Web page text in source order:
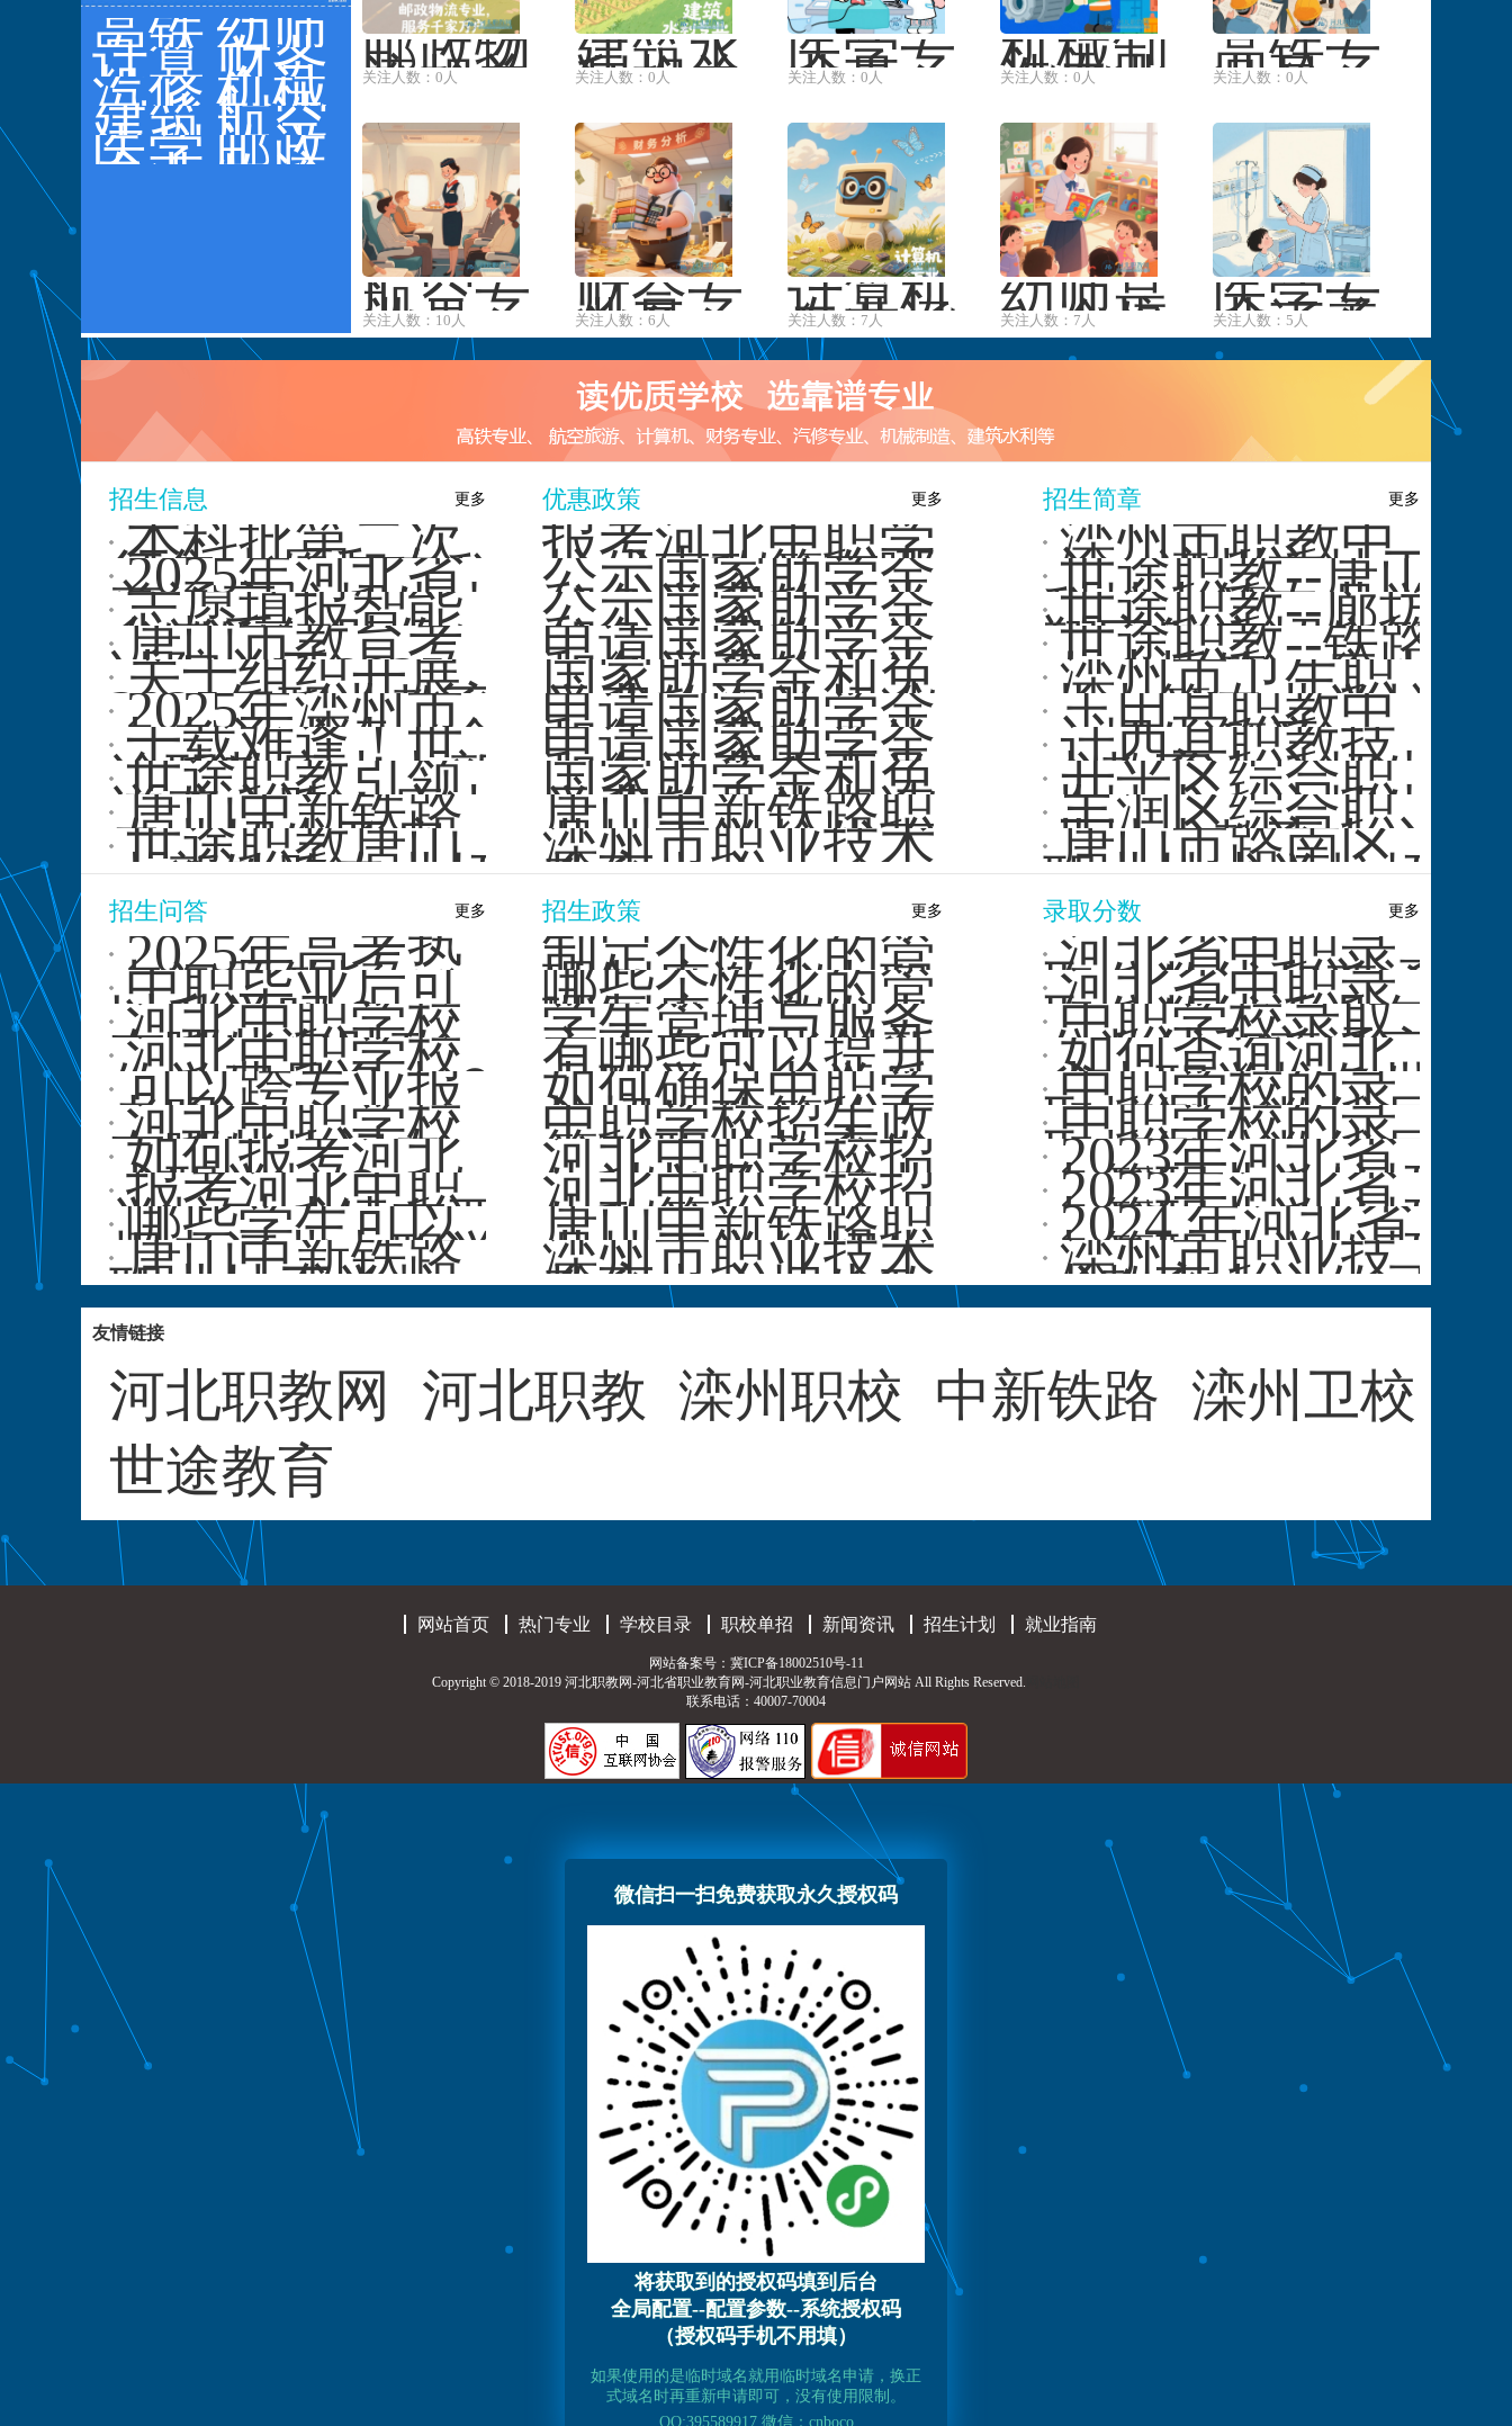
高铁
专业 幼师
专业
计算
机 财务
会计
汽修
专业 机械
制造
建筑
水利 航空
旅游
医学
专业 邮政
物流
邮政物
流相关
专业通
常有邮
政快递
运营管
···
关注人数：0人 建筑水
利相关
专业通
常指水
利水电
建筑工
···
关注人数：0人 医学专
业是一
门以维
护和促
进人类
健康、
···
关注人数：0人 机械制
造专业
是工科
领域的
核心专
业之一
关注人数：0人 高铁专
业是一
个涵盖
多个领
域，为
高铁行
···
关注人数：0人
航空专
业是一
个广泛
的领
盖了多
个···
关注人数：10人 财会专
业是一
个与财
务和会
计相关
的专业
···
关注人数：6人 计算机
专业涵
盖了众
多的研
究方向
和应用
···
关注人数：7人 幼师是
一个培
养幼儿
教育工
专业领
···
关注人数：7人 医学专
业涵盖
了多个
学科和
专业方
向
关注人数：5人
招生信息 更多
本科批第二次
征集志愿和专科
集中填报志愿于
7月29···
2025年河北省
普通高校招生本
科批第二次征集
志愿···
志愿填报智能
参考系统助你一
臂之力
唐山市教育考
试院关于2025
年“3+2”“5年一
···
关于组织开展
2025年职业教育
专业目录增补专
业论···
2025年滦州市
中考总成绩（含
优惠）一分一档
统计···
千载难逢！世
途职教唐山中新
铁路专业招生通
道震撼开···
世途职教引领
逆袭之路！唐山
中新铁路专业招
生启动
唐山中新铁路
专业招生开启，
世途职教带你逆
袭！
世途职教唐山
中新铁路专业招
生火热开启！
优惠政策 更多
报考河北中职学
校优惠政策有哪
些？
公示国家助学金
和免学费的学生
名单时，如果发
现错误···
公示国家助学金
和免学费的学生
名单时需要注意
哪些事···
申请国家助学金
和免学费的学生
名单是如何公示
的？
国家助学金和免
学费的资助标准
是多少？
申请国家助学金
和免学费的具体
材料有哪些？
申请国家助学金
和免学费需要具
备哪些条件？
基于 ···
国家助学金和免
学费的具体申请
流程是怎样的？
唐山中新铁路职
业技工学校优惠
政策
滦州市职业技术
教育中心
招生简章 更多
滦州市职教中
心、滦州市技工
学校2026年招生
简章
世途职教--唐山
科技中等专业学
校 2025 年招···
世途职教--廊坊
翔宇航空招生简
章来袭，点燃你
的航···
世途职教--铁路
人才摇篮：唐山
中新铁路招生简
章火···
滦州市卫生职
业中等专业学校
招生简章
玉田县职教中
心招生简章
迁西县职教技
术教育中心招生
简章
开平区综合职
业技术中心招生
简章
丰润区综合职
业技术教育中心
招生简章
唐山市路南区
职业技术学校招
生简章
招生问答 更多
2025年高考热
点问题答疑
中职毕业后可
以升学吗？
河北中职学校
有哪些资助政
策？
河北中职学校
的学费是多少？
可以跨专业报
考吗？
河北中职学校
有哪些热门专
业？
如何报考河北
中职学校？
报考河北中职
学校对成绩有要
求吗？
哪些学生可以
报考河北中职学
校？
唐山中新铁路
职业技工学校
招生问答
招生政策 更多
制定个性化的管
理制度激发中职
学生学习动力的
好处有···
哪些个性化的管
理制度能激发中
职学生的学习动
力？
学生管理与服务
方面有哪些创新
方法可以提高中
职学校···
有哪些可以提升
中职学校办学质
量的建议？
如何确保中职学
校招生政策的有
效落实？
中职学校招生政
策对职业教育发
展有哪些影响？
河北中职学校招
生计划及各专业
招生人数是多
少？
河北中职学校招
生政策
唐山中新铁路职
业技工学校招生
政策
滦州市职业技术
教育中心招生政
策
录取分数 更多
河北省中职录
取分数线和普通
高考录取分数线
相比如何···
河北省中职录
取分数线近几年
的变化趋势是怎
样的？
中职学校录取
分数线和普通高
中录取分数线有
什么区别···
如何查询河北
省中职学校各批
次的录取控制分
数线？
中职学校的录
取控制分数线是
否会受到报考人
数的影响···
中职学校的录
取控制分数线是
否会因地区而
异？
2023年河北省
中等职业学校招
生各批各类录取
控制···
2023年河北省
中等职业学校招
生各批各类录取
控制···
2024 年河北省
中等职业学校招
生各批各类录取
控···
滦州市职业技
术教育中心的录
取分数线是多
少？
友情链接
河北职教网 河北职教 滦州职校 中新铁路 滦州卫校
世途教育
网站首页 热门专业 学校目录 职校单招 新闻资讯 招生计划 就业指南
网站备案号： 冀ICP备18002510号-11
Copyright © 2018-2019 河北职教网-河北省职业教育网-河北职业教育信息门户网站 All Rights Reserved.
联系电话：40007-70004
微信扫一扫免费获取永久授权码
将获取到的授权码填到后台
全局配置--配置参数--系统授权码
（授权码手机不用填）
如果使用的是临时域名就用临时域名申请，换正
式域名时再重新申请即可，没有使用限制。
QQ:395589917 微信：cnboco